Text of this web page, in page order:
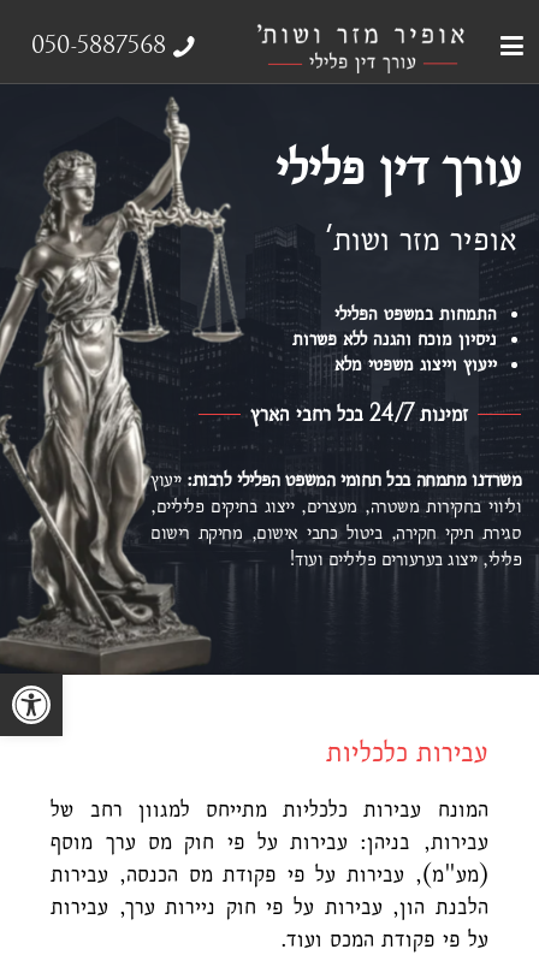
050-5887568
עורך דין פלילי
אופיר מזר ושות'
התמחות במשפט הפלילי
ניסיון מוכח והגנה ללא פשרות
ייעוץ וייצוג משפטי מלא
זמינות 24/7 בכל רחבי הארץ
משרדנו מתמחה בכל תחומי המשפט הפלילילרבות:ייעוץ
וליווי בחקירות משטרה, מעצרים, ייצוג בתיקים פליליים,
סגירת תיקי חקירה, ביטול כתבי אישום, מחיקת רישום
פלילי, ייצוג בערעורים פליליים ועוד!
עבירות כלכליות
המונח עבירות כלכליות מתייחס למגוון רחב של
עבירות, בניהן: עבירות על פי חוק מס ערך מוסף
(מע"מ), עבירות על פי פקודת מס הכנסה, עבירות
הלבנת הון, עבירות על פי חוק ניירות ערך, עבירות
על פי פקודת המכס ועוד.
פתח סרגל נגישות